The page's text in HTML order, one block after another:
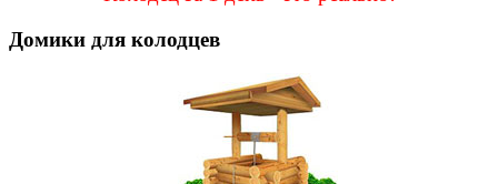
Домики для колодцев